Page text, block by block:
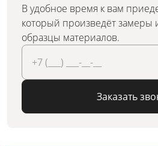
В удобное время к вам
который произведёт замеры
образцы материалов.
Заказать